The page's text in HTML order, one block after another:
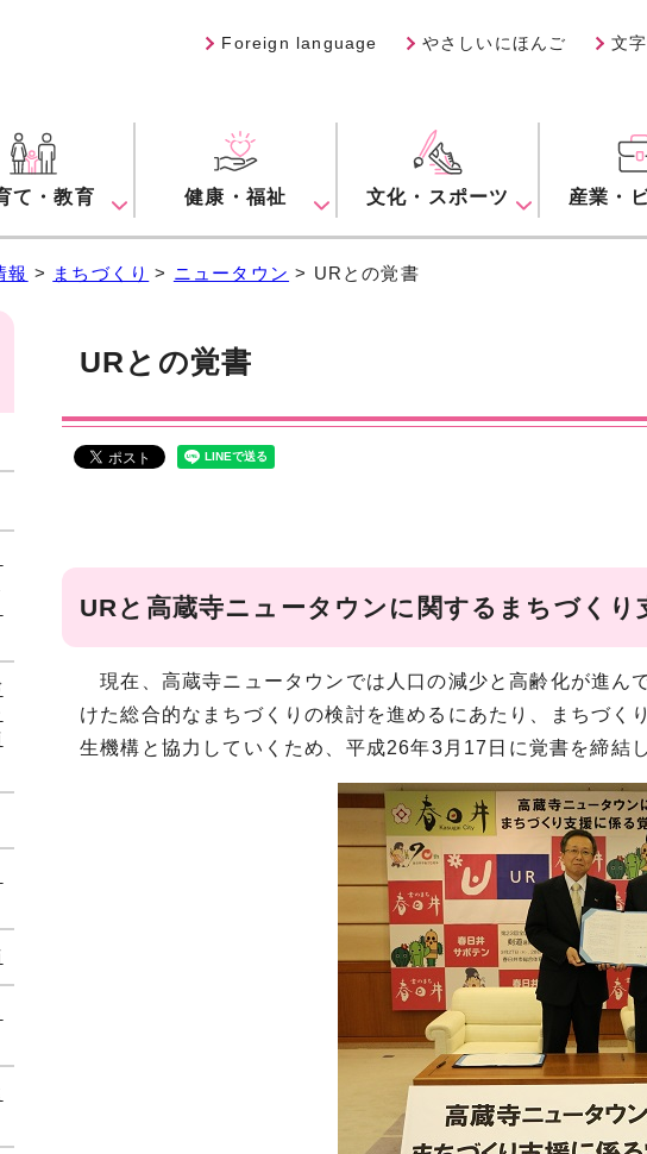
Foreign language やさしいにほんご 文
て・教育 健康・福祉 文化・スポーツ 産業・
報 > まちづくり > ニュータウン > URとの覚書
URとの覚書
URと高蔵寺ニュータウンに関するまちづくり
現在、高蔵寺ニュータウンでは人口の減少と高齢化が進ん
けた総合的なまちづくりの検討を進めるにあたり、まちづく
生機構と協力していくため、平成26年3月17日に覚書を締結